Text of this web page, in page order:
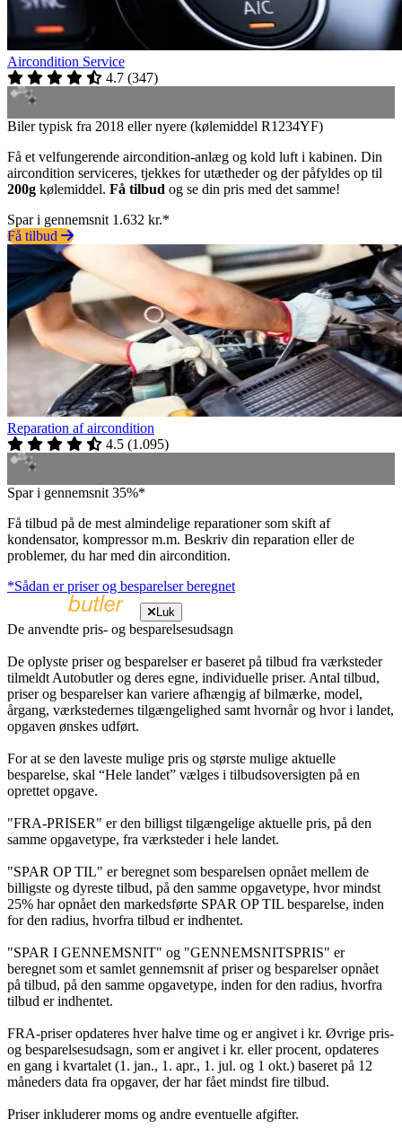
Aircondition Service
4.7 (347)
Biler typisk fra 2018 eller nyere (kølemiddel R1234YF)
Få et velfungerende aircondition-anlæg og kold luft i kabinen. Din
aircondition serviceres, tjekkes for utætheder og der påfyldes op til
200g kølemiddel. Få tilbud og se din pris med det samme!
Spar i gennemsnit 1.632 kr.*
Få tilbud
Reparation af aircondition
4.5 (1.095)
Spar i gennemsnit 35%*
Få tilbud på de mest almindelige reparationer som skift af
kondensator, kompressor m.m. Beskriv din reparation eller de
problemer, du har med din aircondition.
*Sådan er priser og besparelser beregnet
Luk
De anvendte pris- og besparelsesudsagn
De oplyste priser og besparelser er baseret på tilbud fra værksteder
tilmeldt Autobutler og deres egne, individuelle priser. Antal tilbud,
priser og besparelser kan variere afhængig af bilmærke, model,
årgang, værkstedernes tilgængelighed samt hvornår og hvor i landet,
opgaven ønskes udført.
For at se den laveste mulige pris og største mulige aktuelle
besparelse, skal “Hele landet” vælges i tilbudsoversigten på en
oprettet opgave.
"FRA-PRISER" er den billigst tilgængelige aktuelle pris, på den
samme opgavetype, fra værksteder i hele landet.
"SPAR OP TIL" er beregnet som besparelsen opnået mellem de
billigste og dyreste tilbud, på den samme opgavetype, hvor mindst
25% har opnået den markedsførte SPAR OP TIL besparelse, inden
for den radius, hvorfra tilbud er indhentet.
"SPAR I GENNEMSNIT" og "GENNEMSNITSPRIS" er
beregnet som et samlet gennemsnit af priser og besparelser opnået
på tilbud, på den samme opgavetype, inden for den radius, hvorfra
tilbud er indhentet.
FRA-priser opdateres hver halve time og er angivet i kr. Øvrige pris-
og besparelsesudsagn, som er angivet i kr. eller procent, opdateres
en gang i kvartalet (1. jan., 1. apr., 1. jul. og 1 okt.) baseret på 12
måneders data fra opgaver, der har fået mindst fire tilbud.
Priser inkluderer moms og andre eventuelle afgifter.